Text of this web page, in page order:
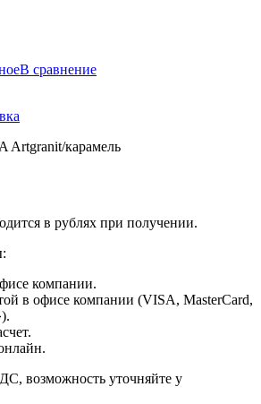
В сравнение
Artgranit/карамель
в рублях при получении.
компании.
в офисе компании (VISA, MasterCard,
возможность уточняйте у